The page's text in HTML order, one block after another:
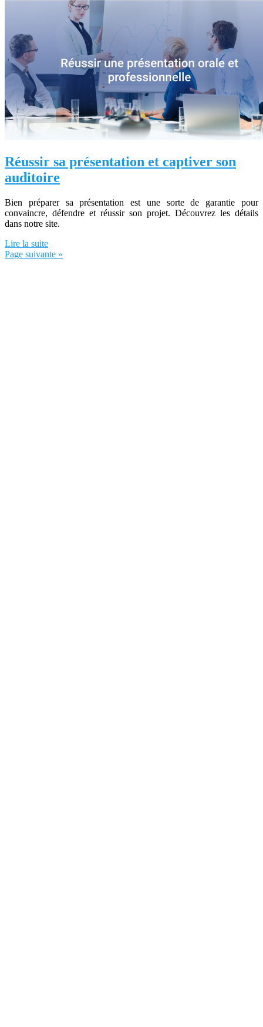
Réussir sa présentation et captiver son
auditoire
Bien préparer sa présentation est une sorte de garantie pour
convaincre, défendre et réussir son projet. Découvrez les détails
dans notre site.
Lire la suite
Page suivante »